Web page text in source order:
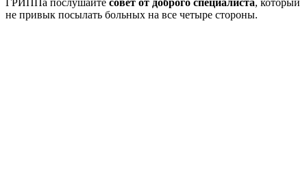
не привык посылать больных на все четыре стороны.